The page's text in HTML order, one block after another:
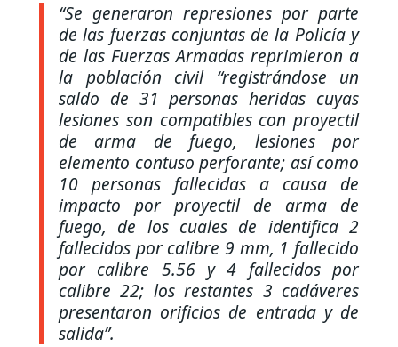
“Se generaron represiones por parte
de las fuerzas conjuntas de la Policía y
de las Fuerzas Armadas reprimieron a
la población civil “registrándose un
saldo de 31 personas heridas cuyas
lesiones son compatibles con proyectil
de arma de fuego, lesiones por
elemento contuso perforante; así como
10 personas fallecidas a causa de
impacto por proyectil de arma de
fuego, de los cuales de identifica 2
fallecidos por calibre 9 mm, 1 fallecido
por calibre 5.56 y 4 fallecidos por
calibre 22; los restantes 3 cadáveres
presentaron orificios de entrada y de
salida”.